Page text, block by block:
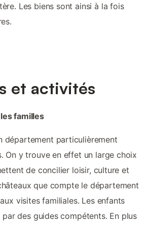
Les biens sont ainsi à la fois
et activités
familles
département particulièrement
On y trouve en effet un large choix
de concilier loisir, culture et
que compte le département
visites familiales. Les enfants
des guides compétents. En plus